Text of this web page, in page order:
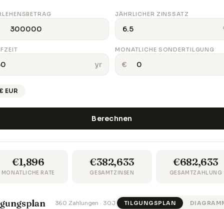
JÄHRLICHER ZINSSATZ
yr
MONATLICHE SONDERTILGUNG
€
EUR
Berechnen
€1,896
MONATLICHE RATE
€382,633
GESAMTZINSEN
€682,633
GESAMTZAHLUNG
360 Zahlungen · 30J TILGUNGSPLAN